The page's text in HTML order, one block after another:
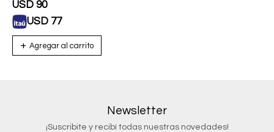
USD 90
USD 77
Newsletter
¡Suscribite y recibí todas nuestras novedades!